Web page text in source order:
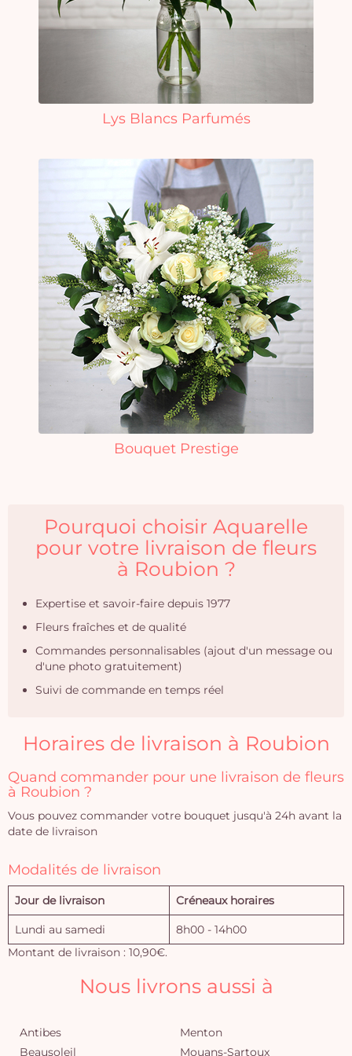
Lys Blancs Parfumés
Bouquet Prestige
Pourquoi choisir Aquarelle
pour votre livraison de fleurs
à Roubion ?
Expertise et savoir-faire depuis 1977
Fleurs fraîches et de qualité
Commandes personnalisables (ajout d'un message ou
d'une photo gratuitement)
Suivi de commande en temps réel
Horaires de livraison à Roubion
Quand commander pour une livraison de fleurs
à Roubion ?
Vous pouvez commander votre bouquet jusqu'à 24h avant la
date de livraison
Modalités de livraison
Jour de livraison Créneaux horaires
Lundi au samedi
8h00 - 14h00
Montant de livraison : 10,90€.
Nous livrons aussi à
Antibes
Beausoleil
Menton
Mouans-Sartoux